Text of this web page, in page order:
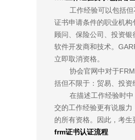
工作经验可以包括
证书申请条件的职业机
顾问、保险公司、投资
软件开发商和技术。
立即取消资格。
协会官网中对于
括但不限于：贸易、投资
在描述工作经验时
交的工作经验更有说服
的所有资格。因此，考生
frm证书认证流程